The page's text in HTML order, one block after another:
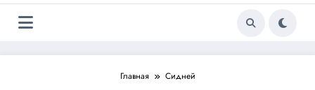
Главная Сидней